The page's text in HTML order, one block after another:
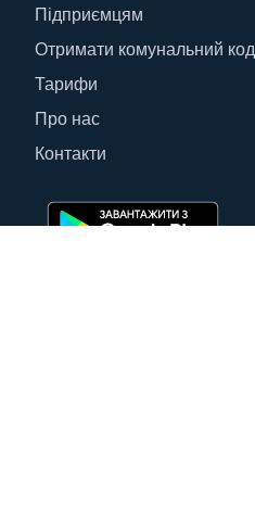
Підприємцям
Отримати комунальний код
Тарифи
Про нас
Контакти